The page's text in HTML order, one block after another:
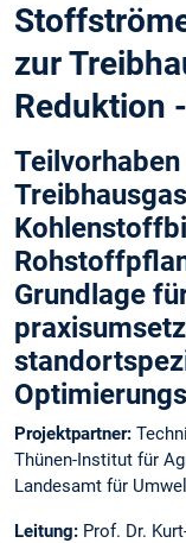
zur
Reduktion
Grundlage
Projektpartner:
Thünen-Institut für
Landesamt für
Leitung: Prof. Dr.